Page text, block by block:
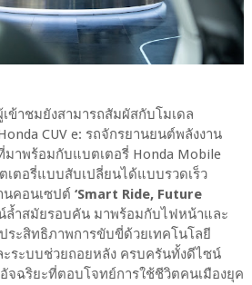
ข้าชมยังสามารถสัมผัสกับโมเดล
CUV e: รถจักรยานยนต์พลังงาน
าพร้อมกับแบตเตอรี่ Honda Mobile
เตอรี่แบบสับเปลี่ยนได้แบบรวดเร็ว
นคอนเซปต์ ‘Smart Ride, Future
ำสมัยรอบคัน มาพร้อมกับไฟหน้าและ
ระสิทธิภาพการขับขี่ด้วยเทคโนโลยี
ะระบบช่วยถอยหลัง ครบครันทั้งดีไซน์
จฉริยะที่ตอบโจทย์การใช้ชีวิตคนเมืองยุค